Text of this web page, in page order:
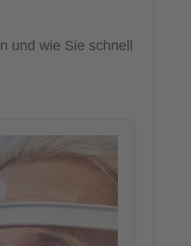
und wie Sie schnell